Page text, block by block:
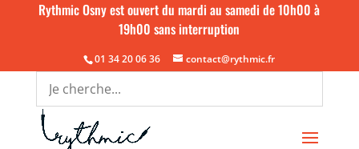
Rythmic Osny est ouvert du mardi au samedi de 10h00 à
19h00 sans interruption
01 34 20 06 36 contact@rythmic.fr